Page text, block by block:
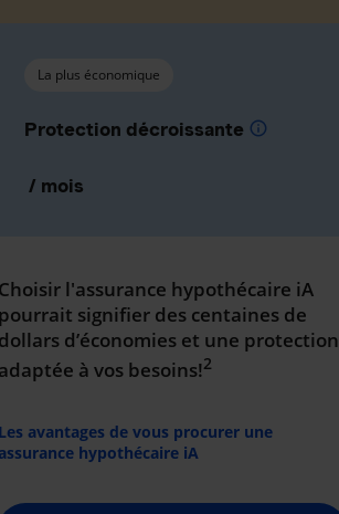
La plus économique
Protection décroissante info
/ mois
Choisir l'assurance hypothécaire iA
pourrait signifier des centaines de
dollars d’économies et une protection
adaptée à vos besoins!2
Les avantages de vous procurer une
assurance hypothécaire iA